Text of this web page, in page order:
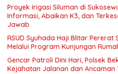
Proyek Irigasi Siluman di
Informasi, Abaikan K3, dan
Jawab
RSUD Syuhada Haji Blitar Pererat
Melalui Program Kunjungan
Gencar Patroli Dini Hari, Polsek
Kejahatan Jalanan dan Ancaman